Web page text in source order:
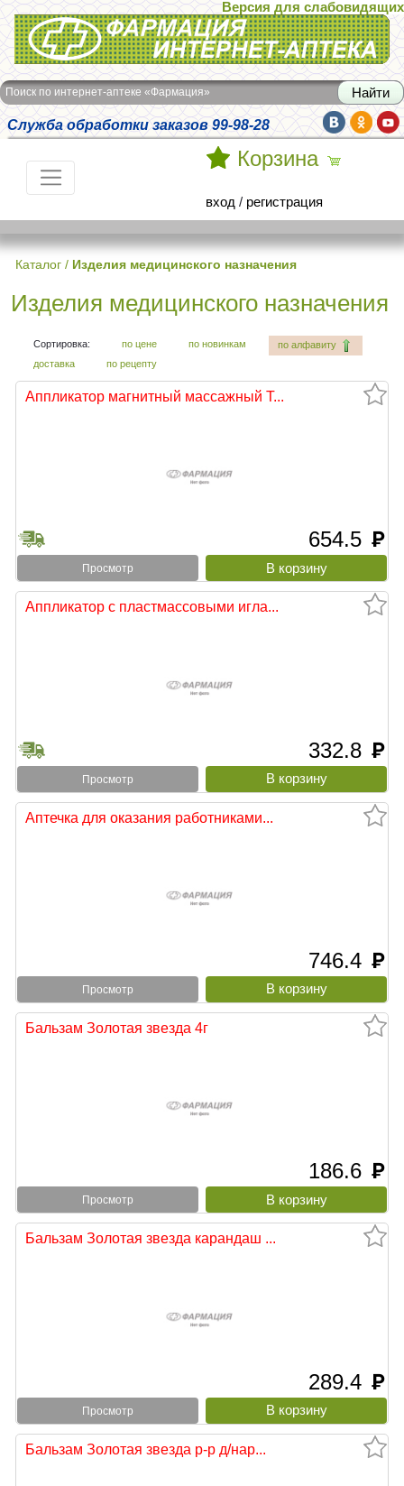
Интернет-аптека Фармация
Версия для слабовидящих
Поиск по интернет-аптеке «Фармация»
Служба обработки заказов 99-98-28
Корзина
вход / регистрация
Каталог / Изделия медицинского назначения
Изделия медицинского назначения
Сортировка: по цене по новинкам
по алфавиту
доставка
по рецепту
Аппликатор магнитный массажный Т...
654.5 руб
Просмотр
Аппликатор с пластмассовыми игла...
332.8 руб
Просмотр
Аптечка для оказания работниками...
746.4 руб
Просмотр
Бальзам Золотая звезда 4г
186.6 руб
Просмотр
Бальзам Золотая звезда карандаш ...
289.4 руб
Просмотр
Бальзам Золотая звезда р-р д/нар...